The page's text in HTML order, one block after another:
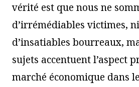
vérité est que nous ne
d’irrémédiables victimes,
d’insatiables bourreaux,
sujets accentuent l’aspect
marché économique dans